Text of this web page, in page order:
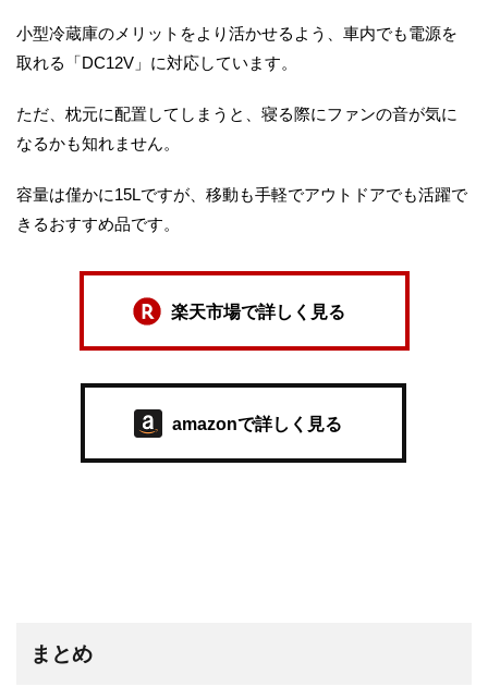
小型冷蔵庫のメリットをより活かせるよう、車内でも電源を
取れる「DC12V」に対応しています。
ただ、枕元に配置してしまうと、寝る際にファンの音が気に
なるかも知れません。
容量は僅かに15Lですが、移動も手軽でアウトドアでも活躍で
きるおすすめ品です。
楽天市場で詳しく見る
amazonで詳しく見る
まとめ